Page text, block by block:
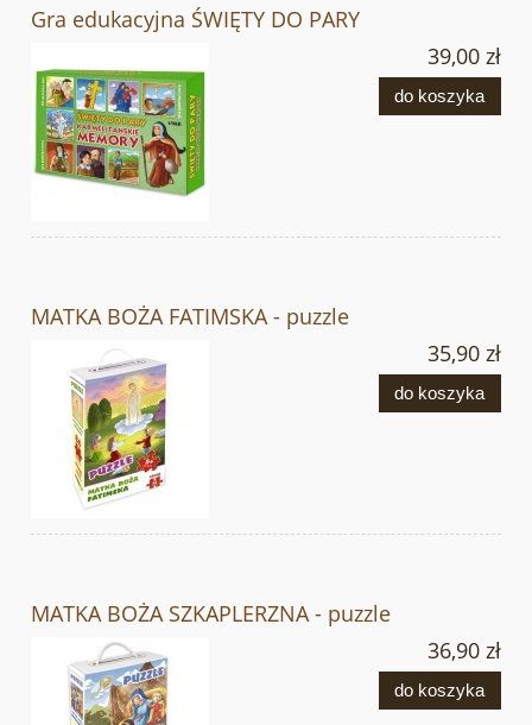
Gra edukacyjna ŚWIĘTY DO PARY
39,00 zł
do koszyka
MATKA BOŻA FATIMSKA - puzzle
35,90 zł
do koszyka
MATKA BOŻA SZKAPLERZNA - puzzle
36,90 zł
do koszyka